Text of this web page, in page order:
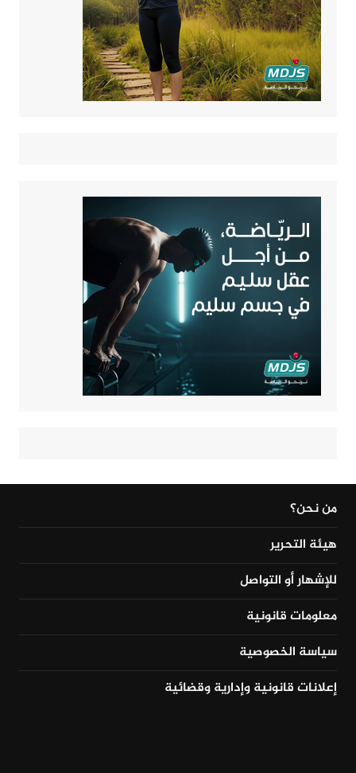
من نحن؟
هيئة التحرير
للإشهار أو التواصل
معلومات قانونية
سياسة الخصوصية
إعلانات قانونية وإدارية وقضائية